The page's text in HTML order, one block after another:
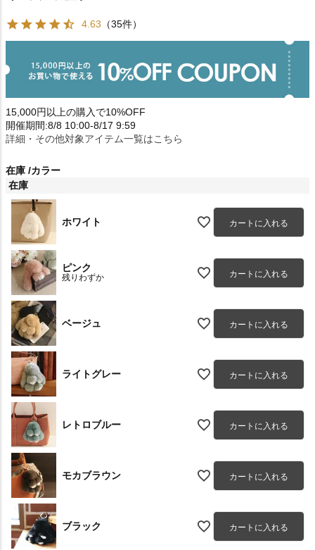
4.63 （35件）
15,000円以上の購入で10%OFF
開催期間:8/8 10:00-8/17 9:59
詳細・その他対象アイテム一覧はこちら
在庫 カラー
在庫
ホワイト カートに入れる
ピンク
残りわずか カートに入れる
ベージュ カートに入れる
ライトグレー カートに入れる
レトロブルー カートに入れる
モカブラウン カートに入れる
ブラック カートに入れる